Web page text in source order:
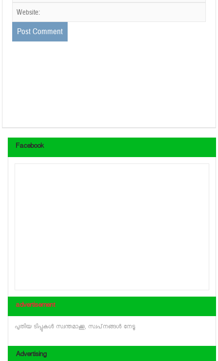
Facebook
advertisement
പുതിയ ടിപ്പുകള്‍ സ്വന്തമാക്കൂ, സ്വപ്‌നങ്ങള്‍ നേടൂ
Advertising